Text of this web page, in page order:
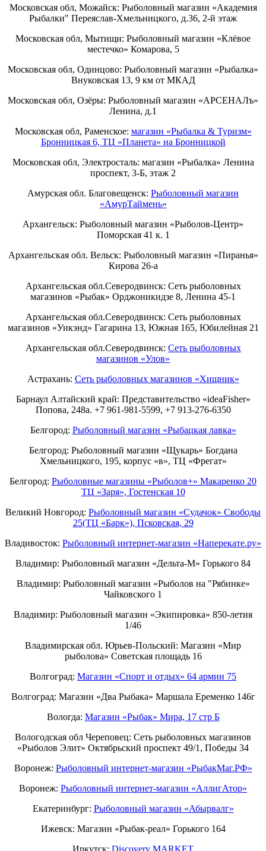
Московская обл, Можайск: Рыболовный магазин «Академия
Рыбалки" Переяслав-Хмельницкого, д.36, 2-й этаж
Московская обл, Мытищи: Рыболовный магазин «Клёвое
местечко» Комарова, 5
Московская обл, Одинцово: Рыболовный магазин «Рыбалка»
Внуковская 13, 9 км от МКАД
Московская обл, Озёры: Рыболовный магазин «АРСЕНАЛъ»
Ленина, д.1
Московская обл, Раменское: магазин «Рыбалка & Туризм»
Бронницкая 6, ТЦ «Планета» на Бронницкой
Московская обл, Электросталь: магазин «Рыбалка» Ленина
проспект, 3-Б, этаж 2
Амурская обл. Благовещенск: Рыболовный магазин
«АмурТаймень»
Архангельск: Рыболовный магазин «Рыболов-Центр»
Поморская 41 к. 1
Архангельская обл. Вельск: Рыболовный магазин «Пиранья»
Кирова 26-а
Архангельская обл.Северодвинск: Сеть рыболовных
магазинов «Рыбак» Орджоникидзе 8, Ленина 45-1
Архангельская обл.Северодвинск: Сеть рыболовных
магазинов «Уикэнд» Гагарина 13, Южная 165, Юбилейная 21
Архангельская обл.Северодвинск: Сеть рыболовных
магазинов «Улов»
Астрахань: Сеть рыболовных магазинов «Хищник»
Барнаул Алтайский край: Представительство «ideaFisher»
Попова, 248а. +7 961-981-5599, +7 913-276-6350
Белгород: Рыболовный магазин «Рыбацкая лавка»
Белгород: Рыболовный магазин «Щукарь» Богдана
Хмельницкого, 195, корпус «в», ТЦ «Фрегат»
Белгород: Рыболовные магазины «Рыболов+» Макаренко 20
ТЦ «Заря», Гостенская 10
Великий Новгород: Рыболовный магазин «Судачок» Свободы
25(ТЦ «Барк»), Псковская, 29
Владивосток: Рыболовный интернет-магазин «Наперекате.ру»
Владимир: Рыболовный магазин «Дельта-М» Горького 84
Владимир: Рыболовный магазин «Рыболов на "Рябинке»
Чайковского 1
Владимир: Рыболовный магазин «Экипировка» 850-летия
1/46
Владимирская обл. Юрьев-Польский: Магазин «Мир
рыболова» Советская площадь 16
Волгоград: Магазин «Спорт и отдых» 64 армии 75
Волгоград: Магазин «Два Рыбака» Маршала Еременко 146г
Вологда: Магазин «Рыбак» Мира, 17 стр Б
Вологодская обл Череповец: Сеть рыболовных магазинов
«Рыболов Элит» Октябрьский проспект 49/1, Победы 34
Воронеж: Рыболовный интернет-магазин «РыбакМаг.РФ»
Воронеж: Рыболовный интернет-магазин «АллигАтор»
Екатеринбург: Рыболовный магазин «Абырвалг»
Ижевск: Магазин «Рыбак-реал» Горького 164
Иркутск: Discovery MARKET